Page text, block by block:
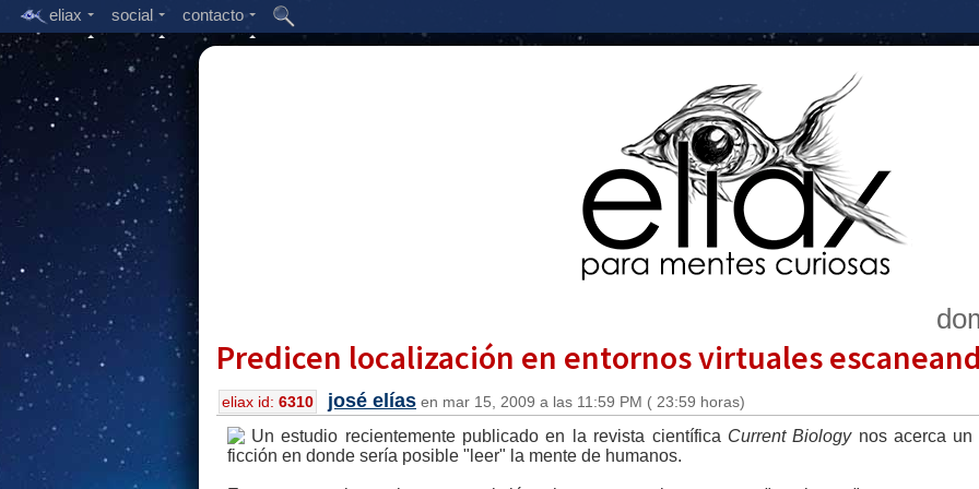
eliax social contacto
Predicen localización en entornos virtuales
eliax id: 6310 josé elías en mar 15, 2009 a las 11:59 PM ( 23:59 horas)
Un estudio recientemente publicado en la revista científica Current Biologynos acerca un
ficción en donde sería posible "leer" la mente de humanos.